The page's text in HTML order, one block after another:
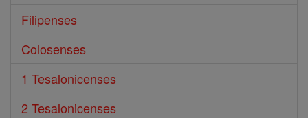
Filipenses
Colosenses
1 Tesalonicenses
2 Tesalonicenses